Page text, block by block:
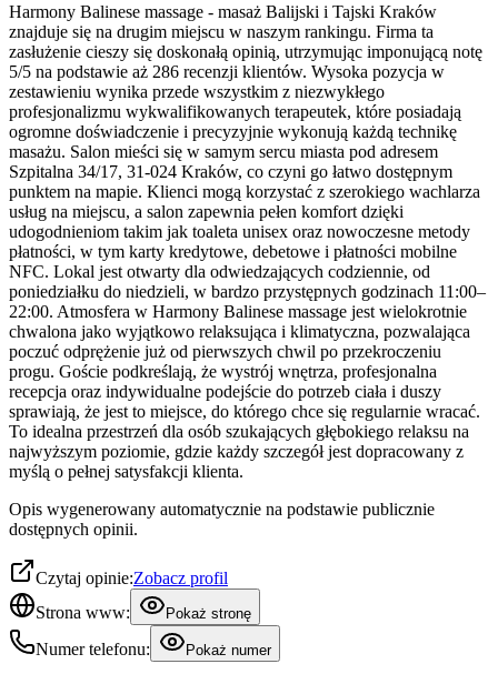
Harmony Balinese massage - masaż Balijski i Tajski Kraków
znajduje się na drugim miejscu w naszym rankingu. Firma ta
zasłużenie cieszy się doskonałą opinią, utrzymując imponującą notę
5/5 na podstawie aż 286 recenzji klientów. Wysoka pozycja w
zestawieniu wynika przede wszystkim z niezwykłego
profesjonalizmu wykwalifikowanych terapeutek, które posiadają
ogromne doświadczenie i precyzyjnie wykonują każdą technikę
masażu. Salon mieści się w samym sercu miasta pod adresem
Szpitalna 34/17, 31-024 Kraków, co czyni go łatwo dostępnym
punktem na mapie. Klienci mogą korzystać z szerokiego wachlarza
usług na miejscu, a salon zapewnia pełen komfort dzięki
udogodnieniom takim jak toaleta unisex oraz nowoczesne metody
płatności, w tym karty kredytowe, debetowe i płatności mobilne
NFC. Lokal jest otwarty dla odwiedzających codziennie, od
poniedziałku do niedzieli, w bardzo przystępnych godzinach 11:00–
22:00. Atmosfera w Harmony Balinese massage jest wielokrotnie
chwalona jako wyjątkowo relaksująca i klimatyczna, pozwalająca
poczuć odprężenie już od pierwszych chwil po przekroczeniu
progu. Goście podkreślają, że wystrój wnętrza, profesjonalna
recepcja oraz indywidualne podejście do potrzeb ciała i duszy
sprawiają, że jest to miejsce, do którego chce się regularnie wracać.
To idealna przestrzeń dla osób szukających głębokiego relaksu na
najwyższym poziomie, gdzie każdy szczegół jest dopracowany z
myślą o pełnej satysfakcji klienta.
Opis wygenerowany automatycznie na podstawie publicznie
dostępnych opinii.
Czytaj opinie:Zobacz profil
Strona www:
Pokaż stronę
Numer telefonu: Pokaż numer